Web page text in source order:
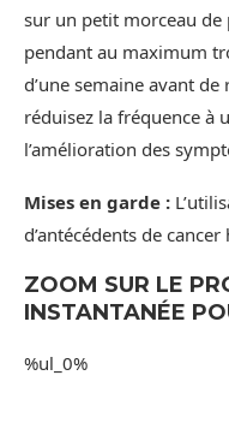
sur un petit morceau
pendant au maximum
d’une semaine avant
réduisez la fréquence à
l’amélioration des
Mises en garde :
d’antécédents de
ZOOM SUR LE
INSTANTANÉE
%ul_0%